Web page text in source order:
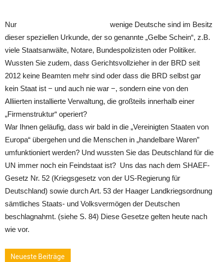
Nur
wenige Deutsche sind im Besitz
dieser speziellen Urkunde, der so genannte „Gelbe Schein“, z.B.
viele Staatsanwälte, Notare, Bundespolizisten oder Politiker.
Wussten Sie zudem, dass Gerichtsvollzieher in der BRD seit
2012 keine Beamten mehr sind oder dass die BRD selbst gar
kein Staat ist − und auch nie war −, sondern eine von den
Alliierten installierte Verwaltung, die großteils innerhalb einer
„Firmenstruktur“ operiert?
War Ihnen geläufig, dass wir bald in die „Vereinigten Staaten von
Europa“ übergehen und die Menschen in „handelbare Waren”
umfunktioniert werden? Und wussten Sie das Deutschland für die
UN immer noch ein Feindstaat ist? Uns das nach dem SHAEF-
Gesetz Nr. 52 (Kriegsgesetz von der US-Regierung für
Deutschland) sowie durch Art. 53 der Haager Landkriegsordnung
sämtliches Staats- und Volksvermögen der Deutschen
beschlagnahmt. (siehe S. 84) Diese Gesetze gelten heute nach
wie vor.
Neueste Beiträge